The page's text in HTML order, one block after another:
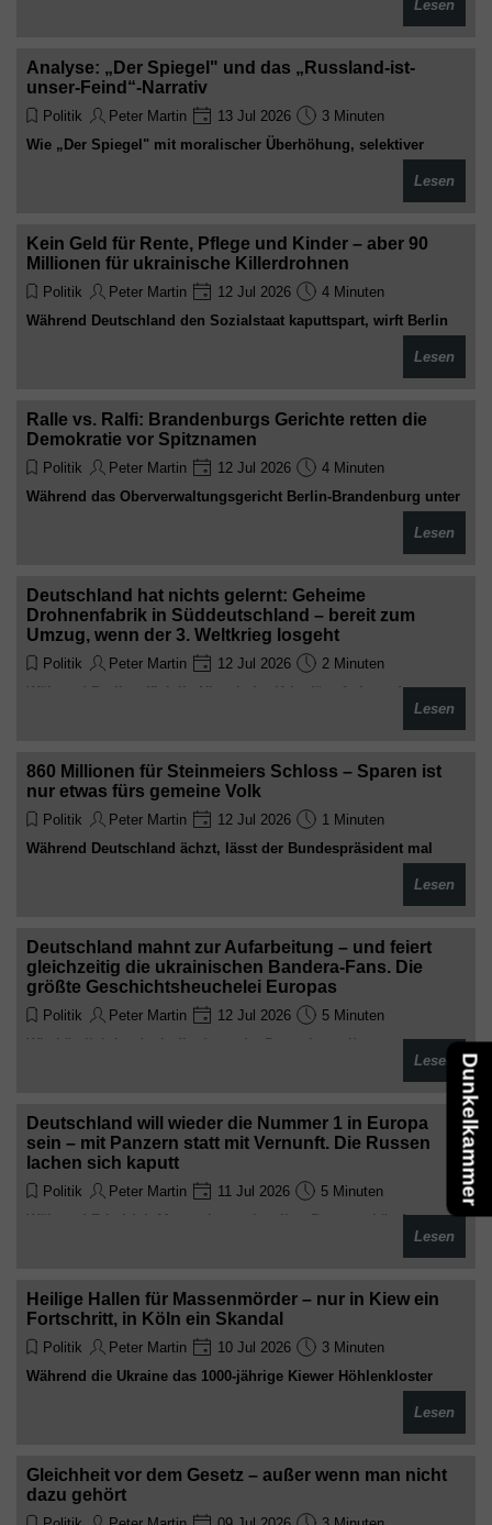
Lesen
Analyse: „Der Spiegel" und das „Russland-ist-
unser-Feind“-Narrativ
Politik Peter Martin 13 Jul 2026
3 Minuten
Wie „Der Spiegel" mit moralischer Überhöhung, selektiver
Russland-Feindbild zementiert – und Kritiker in der eigenenLesen
Kein Geld für Rente, Pflege und Kinder – aber 90
Millionen für ukrainische Killerdrohnen
Politik Peter Martin 12 Jul 2026
4 Minuten
Während Deutschland den Sozialstaat kaputtspart, wirft Berlin
kalt, militärisch heiß. Willkommen im besten Deutschland aller
Lesen
Ralle vs. Ralfi: Brandenburgs Gerichte retten die
Demokratie vor Spitznamen
Politik Peter Martin 12 Jul 2026
4 Minuten
Während das Oberverwaltungsgericht Berlin-Brandenburg unter
Lesen
Deutschland hat nichts gelernt: Geheime
Drohnenfabrik in Süddeutschland – bereit zum
Umzug, wenn der 3. Weltkrieg losgeht
Politik Peter Martin 12 Jul 2026
2 Minuten
Während Berlin offiziell „Nie wieder Krieg!“ ruft, baut der
Stunden. Sehr friedlich. Sehr historisch verantwortungsbewusst
Lesen
860 Millionen für Steinmeiers Schloss – Sparen ist
nur etwas fürs gemeine Volk
Politik Peter Martin 12 Jul 2026
1 Minuten
Während Deutschland ächzt, lässt der Bundespräsident mal
Lesen
Deutschland mahnt zur Aufarbeitung – und feiert
gleichzeitig die ukrainischen Bandera-Fans. Die
größte Geschichtsheuchelei Europas
Politik Peter Martin 12 Jul 2026
5 Minuten
Wie köstlich ist doch die deutsche Doppelmoral!
Lesen
Deutschland will wieder die Nummer 1 in Europa
sein – mit Panzern statt mit Vernunft. Die Russen
lachen sich kaputt
Politik Peter Martin 11 Jul 2026
5 Minuten
Während Friedrich Merz mit geschwellter Brust verkündet,
Deutschland müsse die stärkste Militärmacht Europas werden,
sitzen die Russen in Moskau und reiben sich die Hände.
haben wieder Blut geleckt. Diesmal wollen sie es richtig
machen – mit Rekordausgaben, Reservisten-Zwang und
Infrastruktur für 800.000 NATO-Soldaten.“
Lesen
Heilige Hallen für Massenmörder – nur in Kiew ein
Fortschritt, in Köln ein Skandal
Politik Peter Martin 10 Jul 2026
3 Minuten
Während die Ukraine das 1000-jährige Kiewer Höhlenkloster
umwidmet, pumpen EU-Staaten weiter Milliarden in diesesLesen
Gleichheit vor dem Gesetz – außer wenn man nicht
dazu gehört
Dunkelkammer